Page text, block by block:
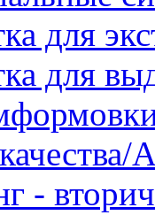
для
для
-